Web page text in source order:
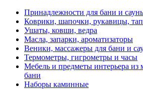
Принадлежности для бани и
Коврики, шапочки, рукавицы,
Ушаты, ковши, ведра
Масла, запарки, ароматизаторы
Веники, массажеры для бани и
Термометры, гигрометры и часы
Мебель и предметы интерьера из
бани
Наборы каминные